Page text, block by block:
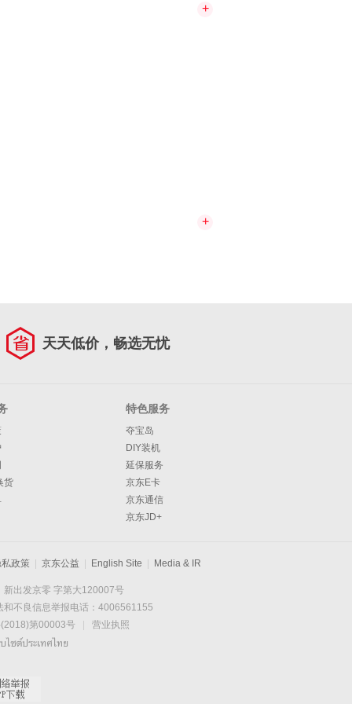
+
+
天天低价，畅选无忧
货
特色服务
夺宝岛
DIY装机
延保服务
京东E卡
京东通信
京东JD+
政策 京东公益 English Site Media & IR
新出发京零 字第大120007号
和不良信息举报电话：4006561155
第00003号
营业执照